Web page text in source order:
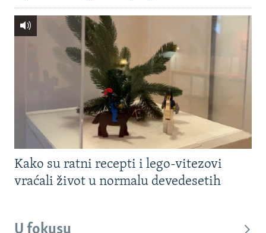
Kako su ratni recepti i lego-vitezovi
vraćali život u normalu devedesetih